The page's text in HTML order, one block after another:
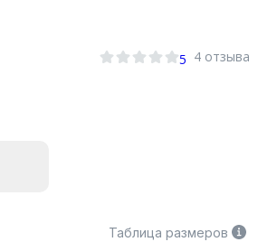
5 4 отзыва
Таблица размеров